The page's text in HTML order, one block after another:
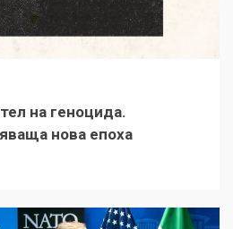
на геноцида.
нова епоха